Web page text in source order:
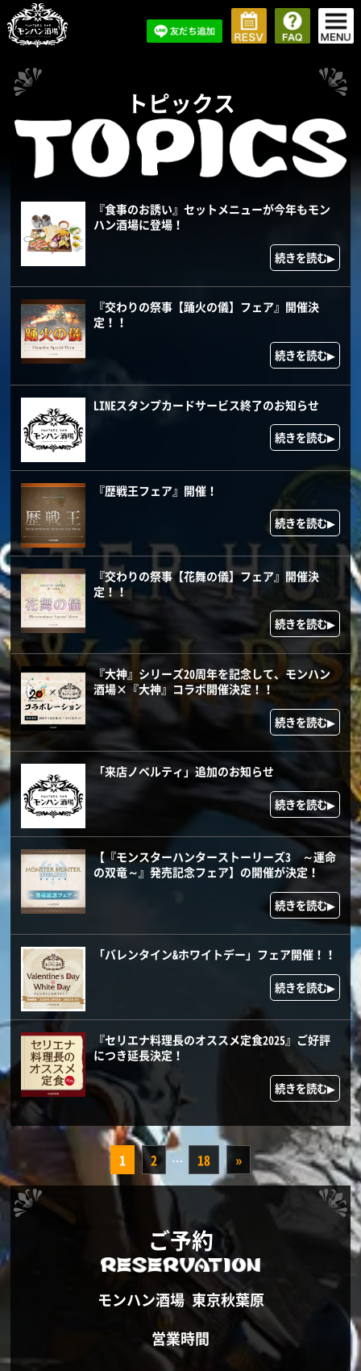
トピックス
『食事のお誘い』セットメニューが今年もモン
ハン酒場に登場！
続きを読む▶
『交わりの祭事【踊火の儀】フェア』開催決
定！！
続きを読む▶
LINEスタンプカードサービス終了のお知らせ
続きを読む▶
『歴戦王フェア』開催！
続きを読む▶
『交わりの祭事【花舞の儀】フェア』開催決
定！！
続きを読む▶
『大神』シリーズ20周年を記念して、モンハン
酒場×『大神』コラボ開催決定！！
続きを読む▶
「来店ノベルティ」追加のお知らせ
続きを読む▶
【『モンスターハンターストーリーズ3 ～運命
の双竜～』発売記念フェア】の開催が決定！
続きを読む▶
「バレンタイン&ホワイトデー」フェア開催！！
続きを読む▶
『セリエナ料理長のオススメ定食2025』ご好評
につき延長決定！
続きを読む▶
1 2 … 18 »
ご予約
モンハン酒場 東京秋葉原
営業時間